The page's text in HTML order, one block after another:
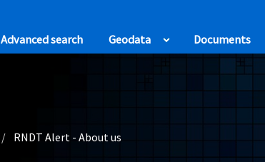
Advanced search Geodata Documents
RNDT Alert - About us